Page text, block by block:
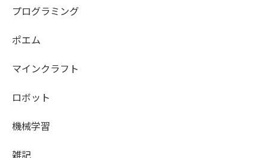
プログラミング
ポエム
マインクラフト
ロボット
機械学習
雑記